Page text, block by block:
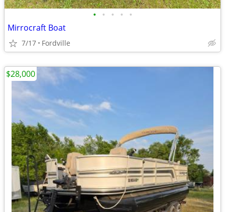
• • • • •
Mirrocraft Boat
7/17 Fordville
$28,000